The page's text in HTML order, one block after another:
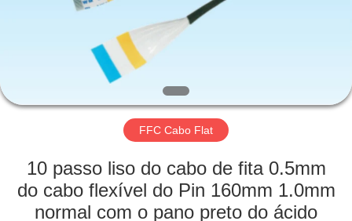
EXCURSÃO
FÁBRICA
CONTROLE
FFC Cabo Flat
10 passo liso do cabo de fita 0.5mm
do cabo flexível do Pin 160mm 1.0mm
normal com o pano preto do ácido